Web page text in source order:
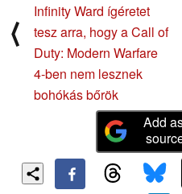
⟨
Infinity Ward ígéretet
tesz arra, hogy a Call of
Duty: Modern Warfare
4-ben nem lesznek
bohókás bőrök
Add